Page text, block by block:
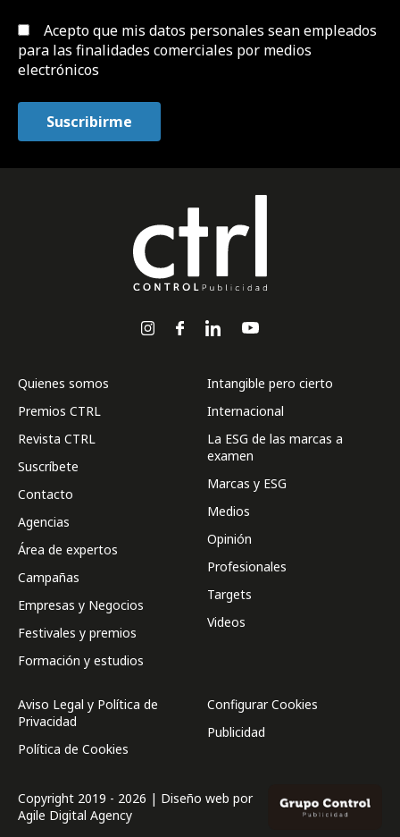
Acepto que mis datos personales sean empleados
para las finalidades comerciales por medios
electrónicos
Quienes somos
Premios CTRL
Revista CTRL
Suscríbete
Contacto
Agencias
Área de expertos
Campañas
Empresas y Negocios
Festivales y premios
Formación y estudios
Intangible pero cierto
Internacional
La ESG de las marcas a
examen
Marcas y ESG
Medios
Opinión
Profesionales
Targets
Videos
Aviso Legal y Política de
Privacidad
Política de Cookies
Configurar Cookies
Publicidad
Copyright 2019 - 2026 | Diseño web por
Agile Digital Agency